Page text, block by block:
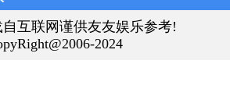
互联网谨供友友娱乐参考!
2024